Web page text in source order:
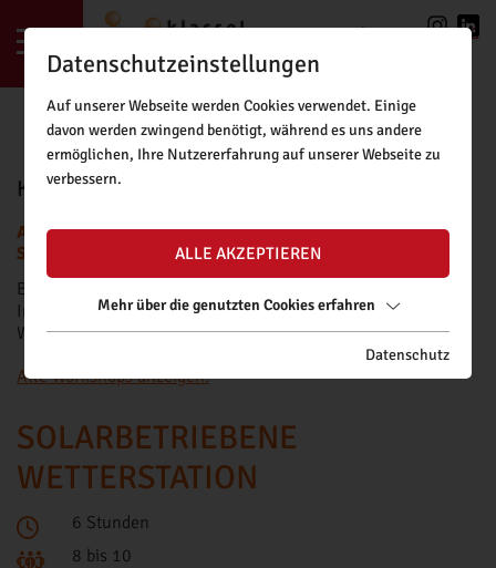
LOGIN|REGISTRIERUNG
KLASSE!FORSCHUNG BUCHUNGSTOOL
ACHTUNG: BUCHUNGSANFRAGEN FÜR DAS NEUE
SCHULJAHR SIND AB FREITAG, 11.09.2026, MÖGLICH.
Bitte beachten Sie unsere
Informationen zu Fördermöglichkeiten für kostenpflichtige
Workshops finden Siehier.
Alle Workshops anzeigen.
SOLARBETRIEBENE
WETTERSTATION
6 Stunden
8 bis 10
Datenschutzeinstellungen
Auf unserer Webseite werden Cookies verwendet. Einige
davon werden zwingend benötigt, während es uns andere
ermöglichen, Ihre Nutzererfahrung auf unserer Webseite zu
verbessern.
ALLE AKZEPTIEREN
Mehr über die genutzten Cookies erfahren
Datenschutz